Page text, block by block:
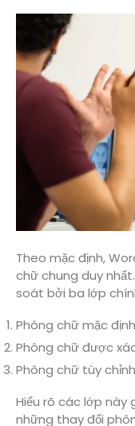
Theo mặc định,
chữ chung duy
soát bởi ba lớp
Phông chữ mặc
Phông chữ được
Phông chữ tùy
Hiểu rõ các lớp này
những thay đổi